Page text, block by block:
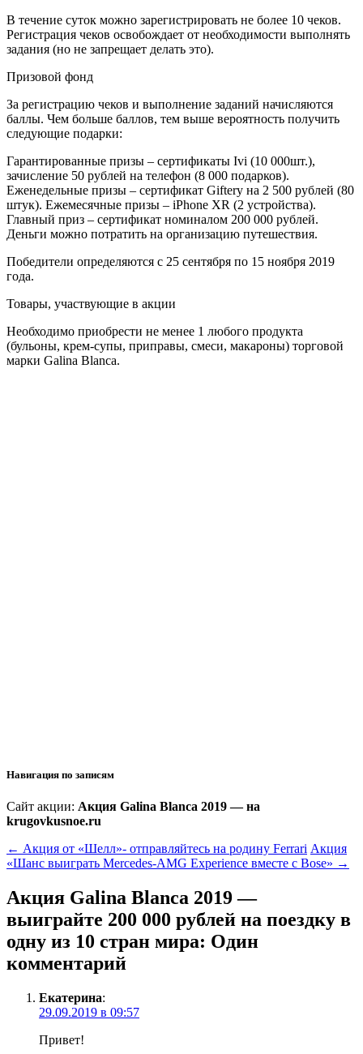
В течение суток можно зарегистрировать не более 10 чеков.
Регистрация чеков освобождает от необходимости выполнять
задания (но не запрещает делать это).
Призовой фонд
За регистрацию чеков и выполнение заданий начисляются
баллы. Чем больше баллов, тем выше вероятность получить
следующие подарки:
Гарантированные призы – сертификаты Ivi (10 000шт.),
зачисление 50 рублей на телефон (8 000 подарков).
Еженедельные призы – сертификат Giftery на 2 500 рублей (80
штук). Ежемесячные призы – iPhone XR (2 устройства).
Главный приз – сертификат номиналом 200 000 рублей.
Деньги можно потратить на организацию путешествия.
Победители определяются с 25 сентября по 15 ноября 2019
года.
Товары, участвующие в акции
Необходимо приобрести не менее 1 любого продукта
(бульоны, крем-супы, приправы, смеси, макароны) торговой
марки Galina Blanca.
Навигация по записям
Сайт акции: Акция Galina Blanca 2019 — на
krugovkusnoe.ru
← Акция от «Шелл»- отправляйтесь на родину Ferrari Акция
«Шанс выиграть Mercedes-AMG Experience вместе с Bose» →
Акция Galina Blanca 2019 —
выиграйте 200 000 рублей на поездку в
одну из 10 стран мира: Один
комментарий
Екатерина:
29.09.2019 в 09:57
Привет!